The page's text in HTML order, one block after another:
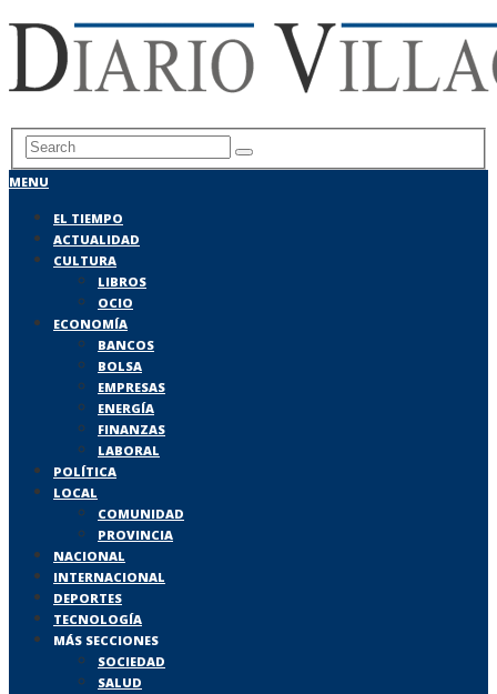
MENU
EL TIEMPO
ACTUALIDAD
CULTURA
LIBROS
OCIO
ECONOMÍA
BANCOS
BOLSA
EMPRESAS
ENERGÍA
FINANZAS
LABORAL
POLÍTICA
LOCAL
COMUNIDAD
PROVINCIA
NACIONAL
INTERNACIONAL
DEPORTES
TECNOLOGÍA
MÁS SECCIONES
SOCIEDAD
SALUD